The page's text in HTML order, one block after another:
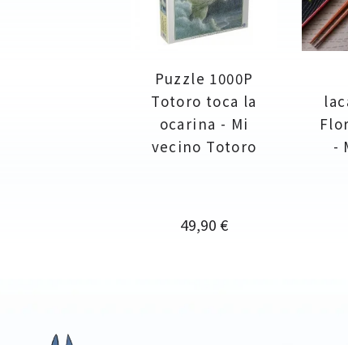
Puzzle 1000P
Totoro toca la
ocarina - Mi
vecino Totoro
Precio
49,90 €
-